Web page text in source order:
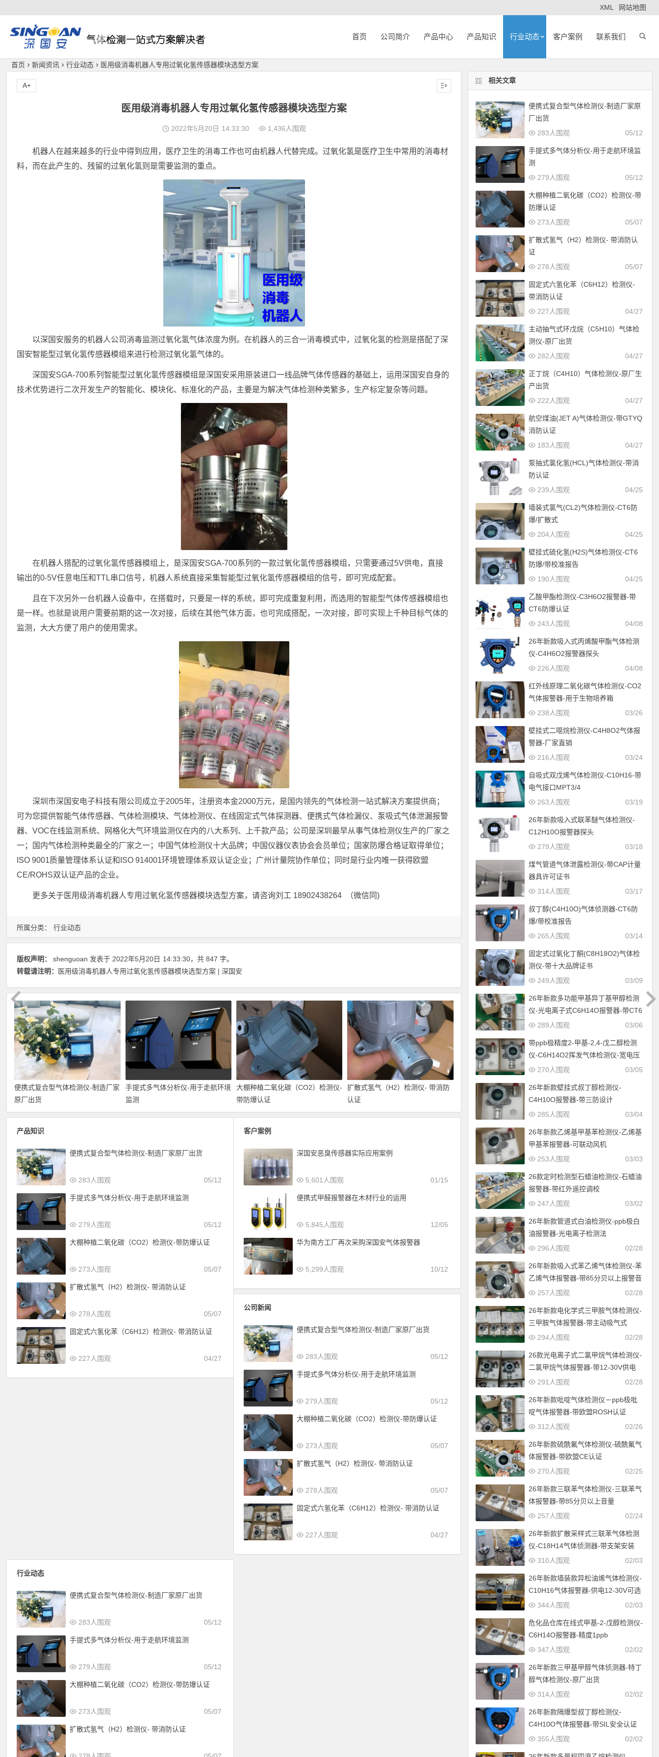
XML 网站地图
深国安
首页 公司简介 产品中心 产品知识 行业动态 客户案例 联系我们
首页 新闻资讯 行业动态 医用级消毒机器人专用过氧化氢传感器模块选型方案
医用级消毒机器人专用过氧化氢传感器模块选型方案
2022年5月20日 14:33:30 1,436人围观
机器人在越来越多的行业中得到应用，医疗卫生的消毒工作也可由机器人代替完成。过氧化氢是医疗卫生中常用的消毒材
料，而在此产生的、残留的过氧化氢则是需要监测的重点。
以深国安服务的机器人公司消毒监测过氧化氢气体浓度为例。在机器人的三合一消毒模式中，过氧化氢的检测是搭配了深
国安智能型过氧化氢传感器模组来进行检测过氧化氢气体的。
深国安SGA-700系列智能型过氧化氢传感器模组是深国安采用原装进口一线品牌气体传感器的基础上，运用深国安自身的
技术优势进行二次开发生产的智能化、模块化、标准化的产品，主要是为解决气体检测种类繁多，生产标定复杂等问题。
在机器人搭配的过氧化氢传感器模组上，是深国安SGA-700系列的一款过氧化氢传感器模组，只需要通过5V供电，直接
输出的0-5V任意电压和TTL串口信号，机器人系统直接采集智能型过氧化氢传感器模组的信号，即可完成配套。
且在下次另外一台机器人设备中，在搭载时，只要是一样的系统，即可完成重复利用，而选用的智能型气体传感器模组也
是一样。也就是说用户需要前期的这一次对接，后续在其他气体方面，也可完成搭配，一次对接，即可实现上千种目标气体的
监测，大大方便了用户的使用需求。
深圳市深国安电子科技有限公司成立于2005年，注册资本金2000万元，是国内领先的气体检测一站式解决方案提供商；
可为您提供智能气体传感器、气体检测模块、气体检测仪、在线固定式气体探测器、便携式气体检漏仪、泵吸式气体泄漏报警
器、VOC在线监测系统、网格化大气环境监测仪在内的八大系列、上千款产品；公司是深圳最早从事气体检测仪生产的厂家之
一；国内气体检测种类最全的厂家之一；中国气体检测仪十大品牌；中国仪器仪表协会会员单位；国家防爆合格证取得单位；
ISO 9001质量管理体系认证和ISO 914001环境管理体系双认证企业；广州计量院协作单位；同时是行业内唯一获得欧盟
CE/ROHS双认证产品的企业。
更多关于医用级消毒机器人专用过氧化氢传感器模块选型方案，请咨询刘工 18902438264 （微信同)
A+
所属分类： 行业动态
版权声明： shenguoan 发表于 2022年5月20日 14:33:30，共 847 字。
转载请注明： 医用级消毒机器人专用过氧化氢传感器模块选型方案 | 深国安
便携式复合型气体检测仪-制造厂家
原厂出货
手提式多气体分析仪-用于走航环境
监测
大棚种植二氧化碳（CO2）检测仪-
带防爆认证
扩散式氢气（H2）检测仪- 带消防
认证
产品知识
便携式复合型气体检测仪-制造厂家原厂出货
05/12
283人围观
手提式多气体分析仪-用于走航环境监测
05/12
279人围观
大棚种植二氧化碳（CO2）检测仪-带防爆认证
05/07
273人围观
扩散式氢气（H2）检测仪- 带消防认证
05/07
278人围观
固定式六氢化苯（C6H12）检测仪- 带消防认证
04/27
227人围观
客户案例
深国安恶臭传感器实际应用案例
01/15
5,601人围观
便携式甲醛报警器在木材行业的运用
12/05
5,845人围观
华为南方工厂再次采购深国安气体报警器
10/12
5,299人围观
公司新闻
便携式复合型气体检测仪-制造厂家原厂出货
05/12
283人围观
手提式多气体分析仪-用于走航环境监测
05/12
279人围观
大棚种植二氧化碳（CO2）检测仪-带防爆认证
05/07
273人围观
扩散式氢气（H2）检测仪- 带消防认证
05/07
278人围观
固定式六氢化苯（C6H12）检测仪- 带消防认证
04/27
227人围观
行业动态
便携式复合型气体检测仪-制造厂家原厂出货
05/12
283人围观
手提式多气体分析仪-用于走航环境监测
05/12
279人围观
大棚种植二氧化碳（CO2）检测仪-带防爆认证
05/07
273人围观
扩散式氢气（H2）检测仪- 带消防认证
相关文章
便携式复合型气体检测仪-制造厂家原
厂出货
05/12
283人围观
手提式多气体分析仪-用于走航环境监
测
05/12
279人围观
大棚种植二氧化碳（CO2）检测仪-带
防爆认证
05/07
273人围观
扩散式氢气（H2）检测仪- 带消防认
证
05/07
278人围观
固定式六氢化苯（C6H12）检测仪-
带消防认证
04/27
227人围观
主动抽气式环戊烷（C5H10）气体检
测仪-原厂出货
04/27
282人围观
正丁烷（C4H10）气体检测仪-原厂生
产出货
04/27
222人围观
航空煤油(JET A)气体检测仪-带GTYQ
消防认证
04/27
183人围观
泵抽式氯化氢(HCL)气体检测仪-带消
防认证
04/25
239人围观
墙装式氯气(CL2)气体检测仪-CT6防
爆/扩散式
04/25
204人围观
壁挂式硫化氢(H2S)气体检测仪-CT6
防爆/带校准报告
04/25
190人围观
乙酸甲酯检测仪-C3H6O2报警器-带
CT6防爆认证
04/08
243人围观
26年新款吸入式丙烯酸甲酯气体检测
仪-C4H6O2报警器探头
04/08
226人围观
红外线原理二氧化碳气体检测仪-CO2
气体报警器-用于生物培养箱
03/26
238人围观
壁挂式二噁烷检测仪-C4H8O2气体报
警器-厂家直销
03/24
216人围观
自吸式双戊烯气体检测仪-C10H16-带
电气接口MPT3/4
03/19
263人围观
26年新款吸入式联苯醚气体检测仪-
C12H10O报警器探头
03/18
279人围观
煤气管道气体泄露检测仪-带CAP计量
器具许可证书
03/17
314人围观
叔丁醇(C4H10O)气体侦测器-CT6防
爆/带校准报告
03/14
265人围观
固定式过氧化丁酮(C8H18O2)气体检
测仪-带十大品牌证书
03/09
249人围观
26年新款多功能甲基异丁基甲醇检测
仪-光电离子式C6H14O报警器-带CT6
防爆设计
03/06
289人围观
带ppb极精度2-甲基-2,4-戊二醇检测
仪-C6H14O2挥发气体检测仪-宽电压
12-30V供电
03/05
270人围观
26年新款壁挂式叔丁醇检测仪-
C4H10O报警器-带三防设计
03/04
285人围观
26年新款乙烯基甲基苯检测仪-乙烯基
甲基苯报警器-可联动风机
03/03
253人围观
26款定时检测型石蜡油检测仪-石蜡油
报警器-带红外遥控调校
03/02
247人围观
26年新款管道式白油检测仪-ppb极白
油报警器-光电离子检测法
02/28
296人围观
26年新款吸入式苯乙烯气体检测仪-苯
乙烯气体报警器-带85分贝以上报警音
02/28
257人围观
26年新款电化学式三甲胺气体检测仪-
三甲胺气体报警器-带主动吸气式
02/28
294人围观
26款光电离子式二氯甲烷气体检测仪-
二氯甲烷气体报警器-带12-30V供电
02/28
291人围观
26年新款吡啶气体检测仪－ppb极吡
啶气体报警器-带欧盟ROSH认证
02/26
312人围观
26年新款硫酰氟气体检测仪-硫酰氟气
体报警器-带欧盟CE认证
02/25
270人围观
26年新款三联苯气体检测仪-三联苯气
体报警器-带85分贝以上音量
02/24
257人围观
26年新款扩散采样式三联苯气体检测
仪-C18H14气体侦测器-带支架安装
02/03
310人围观
26年新款墙装款异松油烯气体检测仪-
C10H16气体报警器-供电12-30V可选
02/03
344人围观
危化品仓库在线式甲基-2-戊醇检测仪-
C6H14O报警器-精度1ppb
02/02
347人围观
26年新款三甲基甲醇气体侦测器-特丁
醇气体检测仪-原厂出货
02/02
314人围观
26年新款隔爆型叔丁醇检测仪-
C4H10O气体报警器-带SIL安全认证
02/02
355人围观